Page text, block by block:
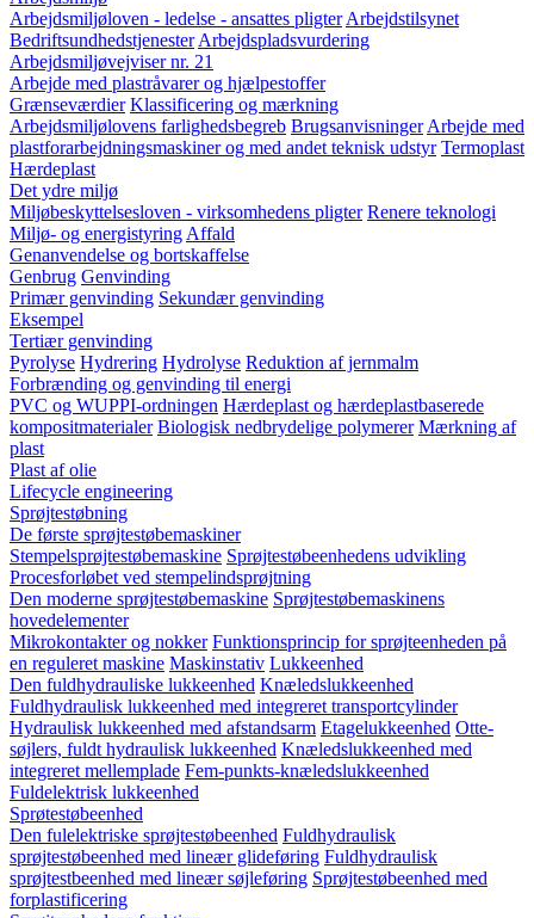
Arbejdsmiljøloven - ledelse - ansattes pligter Arbejdstilsynet
Bedriftsundhedstjenester Arbejdspladsvurdering
Arbejdsmiljøvejviser nr. 21
Arbejde med plastråvarer og hjælpestoffer
Grænseværdier Klassificering og mærkning
Arbejdsmiljølovens farlighedsbegreb Brugsanvisninger Arbejde med
plastforarbejdningsmaskiner og med andet teknisk udstyr Termoplast
Hærdeplast
Det ydre miljø
Miljøbeskyttelsesloven - virksomhedens pligter Renere teknologi
Miljø- og energistyring Affald
Genanvendelse og bortskaffelse
Genbrug Genvinding
Primær genvinding Sekundær genvinding
Eksempel
Tertiær genvinding
Pyrolyse Hydrering Hydrolyse Reduktion af jernmalm
Forbrænding og genvinding til energi
PVC og WUPPI-ordningen Hærdeplast og hærdeplastbaserede
kompositmaterialer Biologisk nedbrydelige polymerer Mærkning af
plast
Plast af olie
Lifecycle engineering
Sprøjtestøbning
De første sprøjtestøbemaskiner
Stempelsprøjtestøbemaskine Sprøjtestøbeenhedens udvikling
Procesforløbet ved stempelindsprøjtning
Den moderne sprøjtestøbemaskine Sprøjtestøbemaskinens
hovedelementer
Mikrokontakter og nokker Funktionsprincip for sprøjteenheden på
en reguleret maskine Maskinstativ Lukkeenhed
Den fuldhydrauliske lukkeenhed Knæledslukkeenhed
Fuldhydraulisk lukkeenhed med integreret transportcylinder
Hydraulisk lukkeenhed med afstandsarm Etagelukkeenhed Otte-
søjlers, fuldt hydraulisk lukkeenhed Knæledslukkeenhed med
integreret mellemplade Fem-punkts-knæledslukkeenhed
Fuldelektrisk lukkeenhed
Sprøtestøbeenhed
Den fulelektriske sprøjtestøbeenhed Fuldhydraulisk
sprøjtestøbeenhed med lineær glideføring Fuldhydraulisk
sprøjtestbeenhed med lineær søjleføring Sprøjtestøbeenhed med
forplastificering